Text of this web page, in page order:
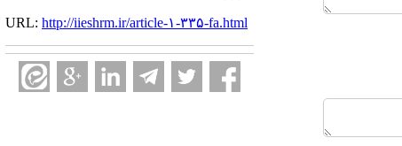
URL: http://iieshrm.ir/article-۱-۳۳۵-fa.html